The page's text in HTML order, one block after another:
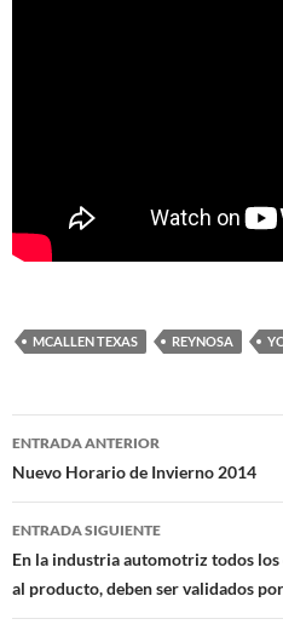
MCALLEN TEXAS REYNOSA
Navegación
de
entradas
ENTRADA ANTERIOR
Nuevo Horario de Invierno 2014
ENTRADA SIGUIENTE
En la industria automotriz todos
al producto, deben ser validados